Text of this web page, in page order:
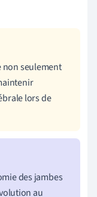
non seulement
lors de
des jambes
au